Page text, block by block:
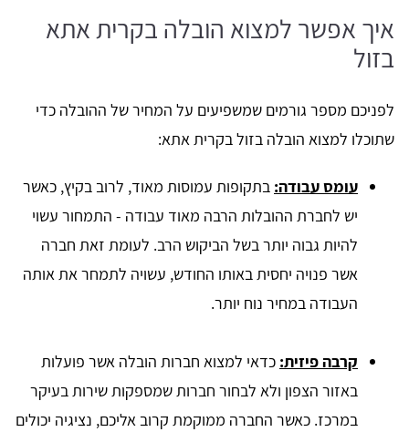
איך אפשר למצוא הובלה בקרית אתא
בזול
לפניכם מספר גורמים שמשפיעים על המחיר של ההובלה כדי
שתוכלו למצוא הובלה בזול בקרית אתא:
עומס עבודה: בתקופות עמוסות מאוד, לרוב בקיץ, כאשר
יש לחברת ההובלות הרבה מאוד עבודה - התמחור עשוי
להיות גבוה יותר בשל הביקוש הרב. לעומת זאת חברה
אשר פנויה יחסית באותו החודש, עשויה לתמחר את אותה
העבודה במחיר נוח יותר.
קרבה פיזית: כדאי למצוא חברות הובלה אשר פועלות
באזור הצפון ולא לבחור חברות שמספקות שירות בעיקר
במרכז. כאשר החברה ממוקמת קרוב אליכם, נציגיה יכולים